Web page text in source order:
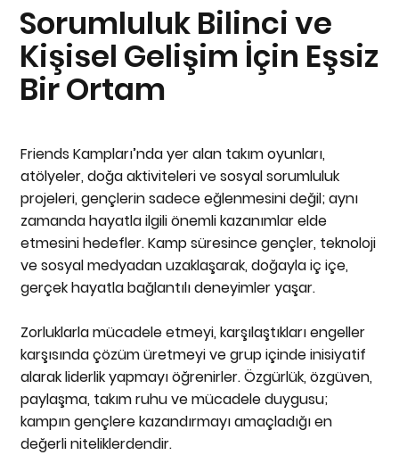
Sorumluluk Bilinci ve
Kişisel Gelişim İçin Eşsiz
Bir Ortam
Friends Kampları’nda yer alan takım oyunları,
atölyeler, doğa aktiviteleri ve sosyal sorumluluk
projeleri, gençlerin sadece eğlenmesini değil; aynı
zamanda hayatla ilgili önemli kazanımlar elde
etmesini hedefler. Kamp süresince gençler, teknoloji
ve sosyal medyadan uzaklaşarak, doğayla iç içe,
gerçek hayatla bağlantılı deneyimler yaşar.
Zorluklarla mücadele etmeyi, karşılaştıkları engeller
karşısında çözüm üretmeyi ve grup içinde inisiyatif
alarak liderlik yapmayı öğrenirler. Özgürlük, özgüven,
paylaşma, takım ruhu ve mücadele duygusu;
kampın gençlere kazandırmayı amaçladığı en
değerli niteliklerdendir.